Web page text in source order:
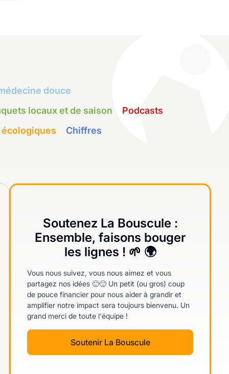
douce
locaux et de saison
Podcasts
Chiffres
Soutenez La Bouscule :
Ensemble, faisons bouger
les lignes ! 🌱 🌍
Vous nous suivez, vous nous aimez et vous
partagez nos idées 🙂🙂 Un petit (ou gros) coup
de pouce financier pour nous aider à grandir et
amplifier notre impact sera toujours bienvenu. Un
grand merci de toute l'équipe !
Soutenir La Bouscule